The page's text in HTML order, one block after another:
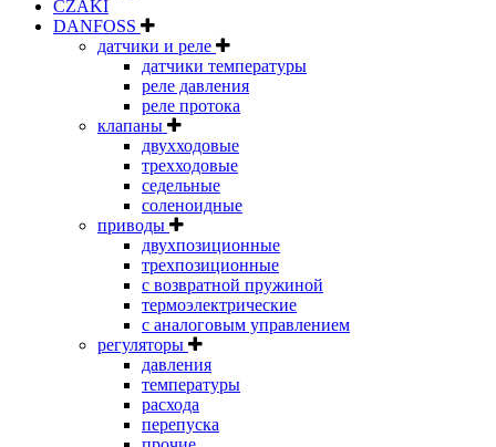
CZAKI
DANFOSS
датчики и реле
датчики температуры
реле давления
реле протока
клапаны
двухходовые
трехходовые
седельные
соленоидные
приводы
двухпозиционные
трехпозиционные
с возвратной пружиной
термоэлектрические
с аналоговым управлением
регуляторы
давления
температуры
расхода
перепуска